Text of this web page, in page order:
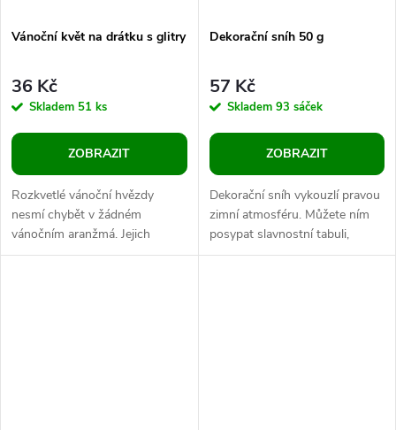
Vánoční květ na drátku s glitry
36 Kč
Skladem 51 ks
ZOBRAZIT
Rozkvetlé vánoční hvězdy
nesmí chybět v žádném
vánočním aranžmá. Jejich
povrch se třpytivými glitry dodá
Dekorační sníh 50 g
57 Kč
Skladem 93 sáček
ZOBRAZIT
Dekorační sníh vykouzlí pravou
zimní atmosféru. Můžete ním
posypat slavnostní tabuli,
ozdobné věnce nebo ho vložit